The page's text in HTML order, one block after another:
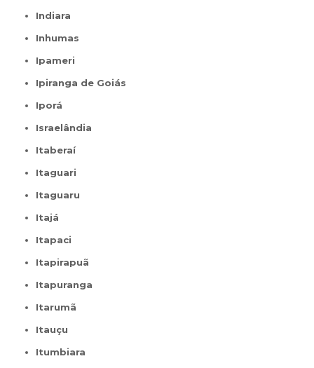
Indiara
Inhumas
Ipameri
Ipiranga de Goiás
Iporá
Israelândia
Itaberaí
Itaguari
Itaguaru
Itajá
Itapaci
Itapirapuã
Itapuranga
Itarumã
Itauçu
Itumbiara